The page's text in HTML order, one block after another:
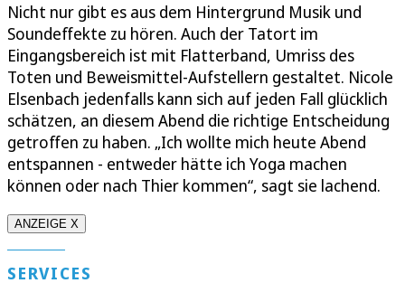
Nicht nur gibt es aus dem Hintergrund Musik und
Soundeffekte zu hören. Auch der Tatort im
Eingangsbereich ist mit Flatterband, Umriss des
Toten und Beweismittel-Aufstellern gestaltet. Nicole
Elsenbach jedenfalls kann sich auf jeden Fall glücklich
schätzen, an diesem Abend die richtige Entscheidung
getroffen zu haben. „Ich wollte mich heute Abend
entspannen - entweder hätte ich Yoga machen
können oder nach Thier kommen“, sagt sie lachend.
ANZEIGE X
SERVICES